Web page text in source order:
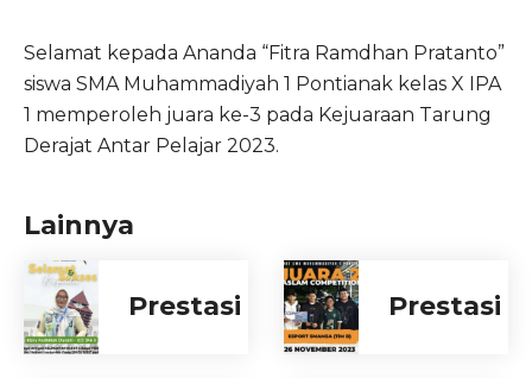
Selamat kepada Ananda “Fitra Ramdhan Pratanto”
siswa SMA Muhammadiyah 1 Pontianak kelas X IPA
1 memperoleh juara ke-3 pada Kejuaraan Tarung
Derajat Antar Pelajar 2023.
Lainnya
Prestasi Prestasi